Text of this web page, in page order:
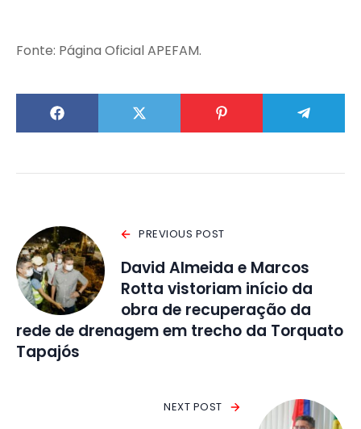
Fonte: Página Oficial APEFAM.
PREVIOUS POST
David Almeida e Marcos
Rotta vistoriam início da
obra de recuperação da
rede de drenagem em trecho da Torquato
Tapajós
NEXT POST